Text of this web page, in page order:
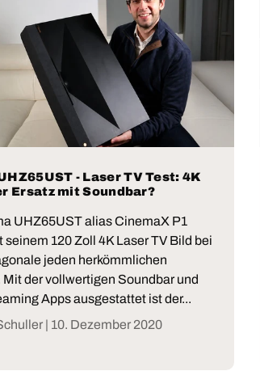
- Laser TV Test: 4K
Ersatz mit Soundbar?
UHZ65UST alias CinemaX P1
seinem 120 Zoll 4K Laser TV Bild bei
jeden herkömmlichen
Mit der vollwertigen Soundbar und
Apps ausgestattet ist der...
| 10. Dezember 2020